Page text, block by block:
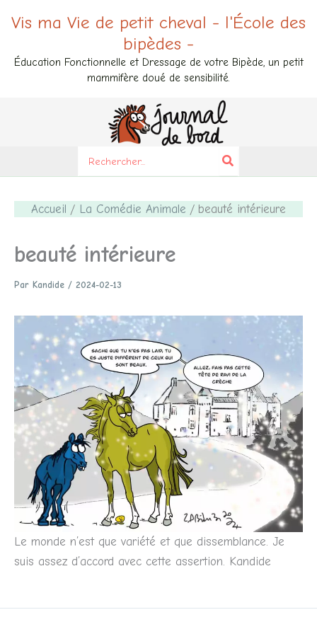
Vis ma Vie de petit cheval - l'École des
bipèdes -
Éducation Fonctionnelle et Dressage de votre Bipède, un petit
mammifère doué de sensibilité.
for:
Accueil La Comédie Animale beauté intérieure
beauté intérieure
Par Kandide / 2024-02-13
Le monde n’est que variété et que dissemblance. Je
suis assez d’accord avec cette assertion. Kandide